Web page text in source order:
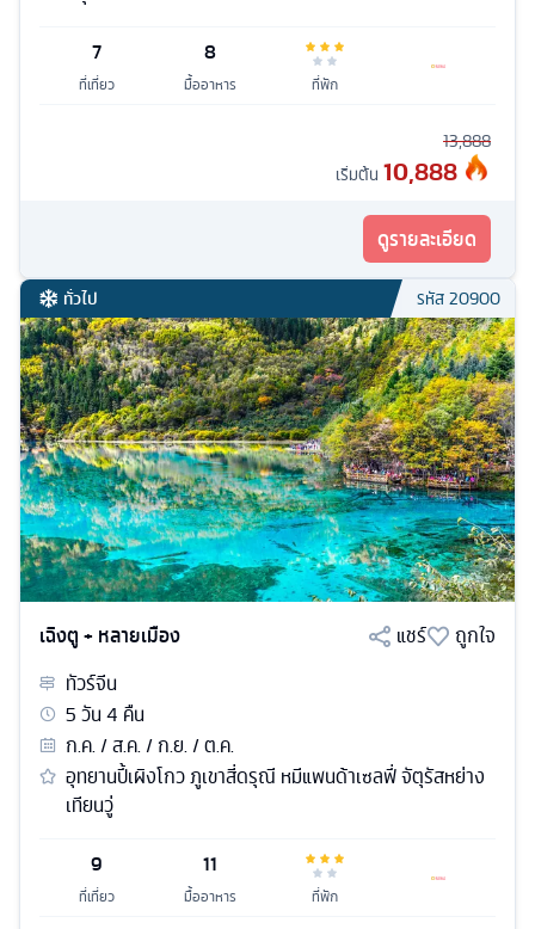
7
ที่เที่ยว
8
มื้ออาหาร ที่พัก
13,888
เริ่มต้น 10,888
ดูรายละเอียด
ทั่วไป รหัส20900
เฉิงตู + หลายเมือง แชร์
ถูกใจ
ทัวร์จีน
5วัน4 คืน
ก.ค. / ส.ค. / ก.ย. / ต.ค.
อุทยานปี้เผิงโกว ภูเขาสี่ดรุณี หมีแพนด้าเซลฟี่ จัตุรัสหย่าง
เทียนวู่
9
ที่เที่ยว
11
มื้ออาหาร ที่พัก